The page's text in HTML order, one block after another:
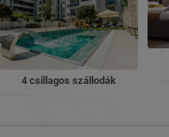
4 csillagos szállodák